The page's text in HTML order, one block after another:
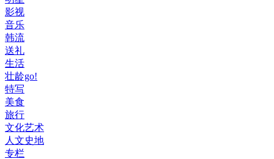
影视
音乐
韩流
送礼
生活
壮龄go!
特写
美食
旅行
文化艺术
人文史地
专栏